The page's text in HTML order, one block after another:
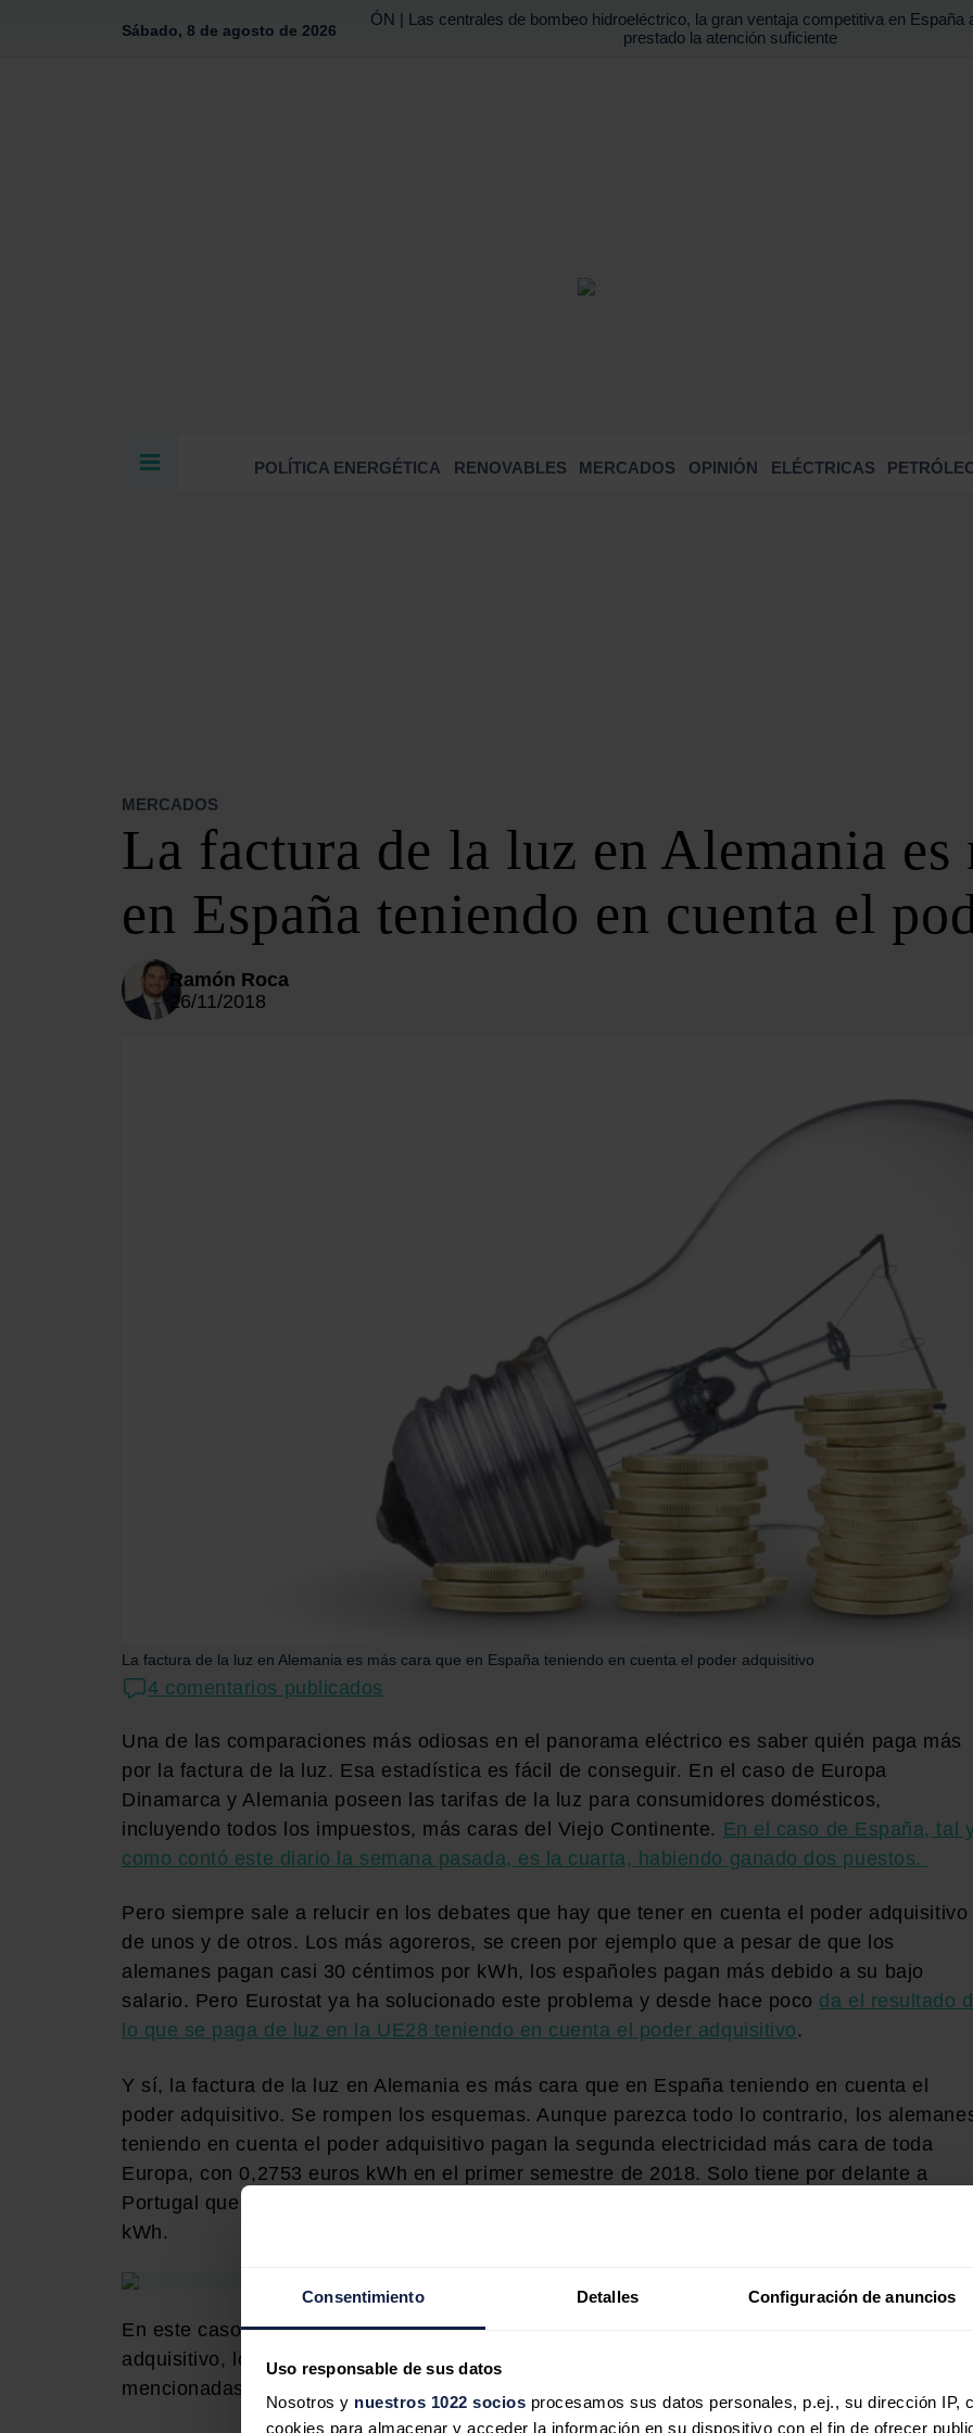
Consentimiento Detalles Configuración de anuncios
Uso responsable de sus datos
Nosotros y nuestros 1022 socios procesamos sus datos personales, p.ej., su dirección IP,
cookies para almacenar y acceder la información en su dispositivo con el fin de ofrecer
Sábado, 8 de agosto de 2026
ÓN | Las centrales de bombeo hidroeléctrico, la gran ventaja competitiva en España
prestado la atención suficiente
MOVILIDAD
ALMACENAMIENTO
STARTUPS & INNOVACIÓN
HIDRÓGENO
TOP 10
FORO DE AUTOCONSUMO
FORO DE TRANSICIÓN ENERGÉTICA
POLÍTICA ENERGÉTICA RENOVABLES MERCADOS OPINIÓN ELÉCTRICAS
MERCADOS
La factura de la luz en Alemania es
en España teniendo en cuenta el
Ramón Roca
26/11/2018
La factura de la luz en Alemania es más cara que en España teniendo en cuenta el poder adquisitivo
4 comentarios publicados
Una de las comparaciones más odiosas en el panorama eléctrico es saber quién paga más
por la factura de la luz. Esa estadística es fácil de conseguir. En el caso de Europa
Dinamarca y Alemania poseen las tarifas de la luz para consumidores domésticos,
incluyendo todos los impuestos, más caras del Viejo Continente. En el caso de España, tal
como contó este diario la semana pasada, es la cuarta, habiendo ganado dos puestos.
Pero siempre sale a relucir en los debates que hay que tener en cuenta el poder adquisitivo
de unos y de otros. Los más agoreros, se creen por ejemplo que a pesar de que los
alemanes pagan casi 30 céntimos por kWh, los españoles pagan más debido a su bajo
salario. Pero Eurostat ya ha solucionado este problema y desde hace poco da el resultado
lo que se paga de luz en la UE28 teniendo en cuenta el poder adquisitivo .
Y sí, la factura de la luz en Alemania es más cara que en España teniendo en cuenta el
poder adquisitivo. Se rompen los esquemas. Aunque parezca todo lo contrario, los
teniendo en cuenta el poder adquisitivo pagan la segunda electricidad más cara de toda
Europa, con 0,2753 euros kWh en el primer semestre de 2018. Solo tiene por delante a
Portugal que según su poder adquisitivo pagaría la luz más cara en la UE con 0,2759 euros
kWh.
En este caso, España también sale muy mal parada. Teniendo en cuenta el poder
adquisitivo, los españoles pagan la cuarta electricidad más, por detrás de las ya
mencionadas Portugal y Alemania, y también de Rumanía.